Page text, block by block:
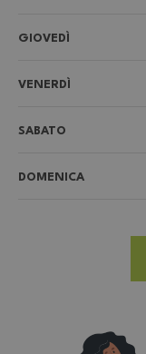
GIOVEDÌ
VENERDÌ
SABATO
DOMENICA